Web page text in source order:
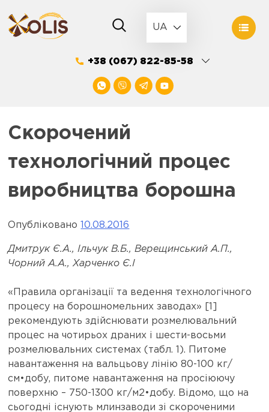
to
content
UA
+38 (067) 822-85-58
Скорочений
технологічний процес
виробництва борошна
Опубліковано 10.08.2016
Дмитрук Є.А., Ільчук В.Б., Верещинський А.П.,
Чорний А.А., Харченко Є.I
«Правила організації та ведення технологічного
процесу на борошномельних заводах» [1]
рекомендують здійснювати розмелювальний
процес на чотирьох драних і шести-восьми
розмелювальних системах (табл. 1). Питоме
навантаження на вальцьову лінію 80-100 кг/
см•добу, питоме навантаження на просіюючу
поверхню – 750-1300 кг/м2•добу. Відомо, що на
сьогодні існують млинзаводи зі скороченими